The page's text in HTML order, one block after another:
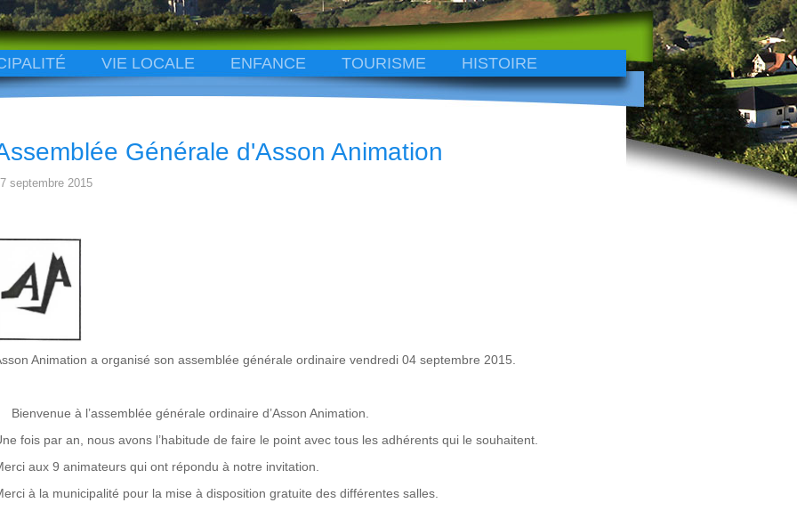
VIE LOCALE ENFANCE TOURISME HISTOIRE
Générale d'Asson Animation
septembre 2015
Animation a organisé son assemblée générale ordinaire vendredi 04 septembre 2015.
Bienvenue à l’assemblée générale ordinaire d’Asson Animation.
fois par an, nous avons l’habitude de faire le point avec tous les adhérents qui le souhaitent.
aux 9 animateurs qui ont répondu à notre invitation.
à la municipalité pour la mise à disposition gratuite des différentes salles.